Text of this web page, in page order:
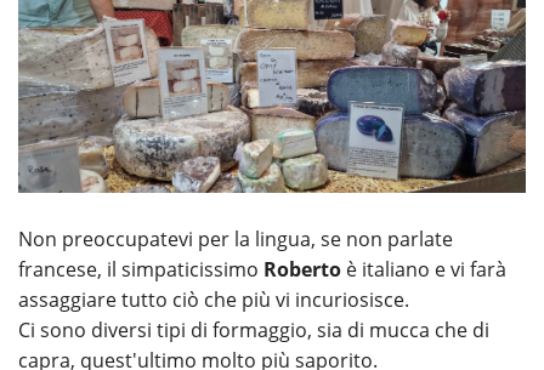
Non preoccupatevi per la lingua, se non parlate
francese, il simpaticissimo Roberto è italiano e vi farà
assaggiare tutto ciò che più vi incuriosisce.
Ci sono diversi tipi di formaggio, sia di mucca che di
capra, quest'ultimo molto più saporito.